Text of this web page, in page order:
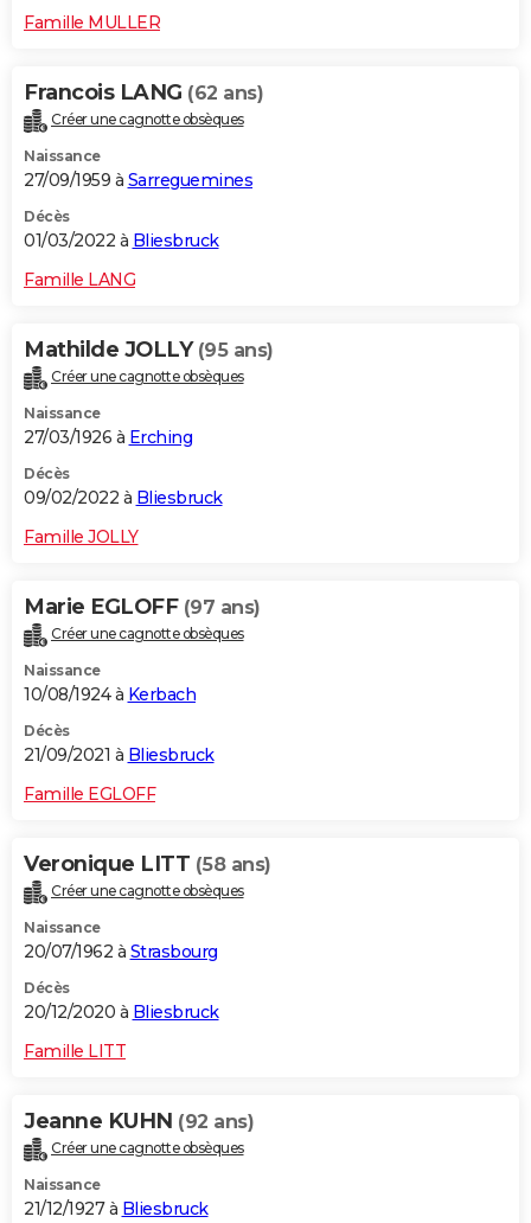
Famille MULLER
Francois LANG (62 ans)
Créer une cagnotte obsèques
Naissance
27/09/1959 à Sarreguemines
Décès
01/03/2022 à Bliesbruck
Famille LANG
Mathilde JOLLY (95 ans)
Créer une cagnotte obsèques
Naissance
27/03/1926 à Erching
Décès
09/02/2022 à Bliesbruck
Famille JOLLY
Marie EGLOFF (97 ans)
Créer une cagnotte obsèques
Naissance
10/08/1924 à Kerbach
Décès
21/09/2021 à Bliesbruck
Famille EGLOFF
Veronique LITT (58 ans)
Créer une cagnotte obsèques
Naissance
20/07/1962 à Strasbourg
Décès
20/12/2020 à Bliesbruck
Famille LITT
Jeanne KUHN (92 ans)
Créer une cagnotte obsèques
Naissance
21/12/1927 à Bliesbruck